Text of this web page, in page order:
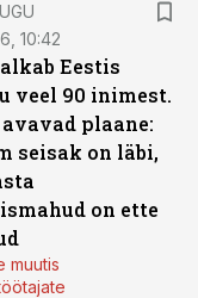
10:42
Eestis
veel 90 inimest.
plaane:
seisak on läbi,
on ette
muutis